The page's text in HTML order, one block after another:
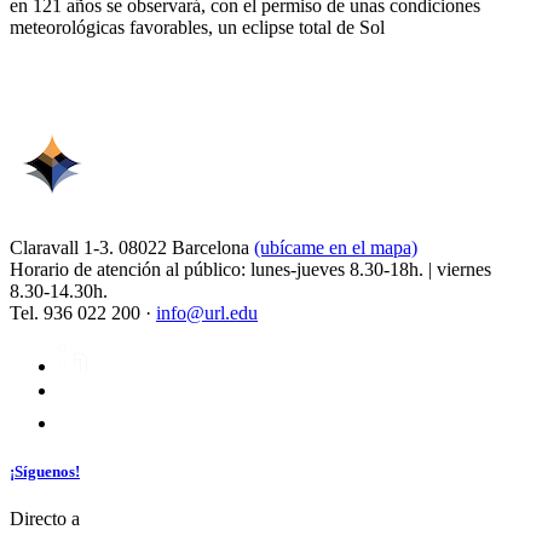
en 121 años se observará, con el permiso de unas condiciones
meteorológicas favorables, un eclipse total de Sol
Claravall 1-3. 08022 Barcelona (ubícame en el mapa)
Horario de atención al público: lunes-jueves 8.30-18h. | viernes
8.30-14.30h.
Tel. 936 022 200 · info@url.edu
¡Síguenos!
Directo a